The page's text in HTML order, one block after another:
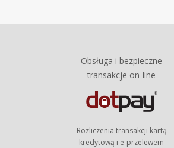
Obsługa i bezpieczne
transakcje on-line
Rozliczenia transakcji kartą
kredytową i e-przelewem